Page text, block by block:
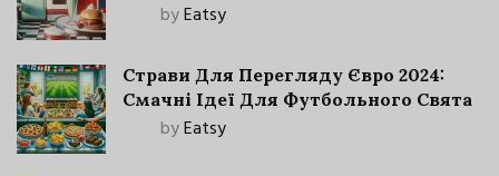
byEatsy
Страви Для Перегляду Євро 2024:
Смачні Ідеї Для Футбольного Свята
byEatsy